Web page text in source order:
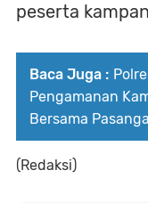
peserta
Baca Juga :
Pengamanan
Bersama
(Redaksi)